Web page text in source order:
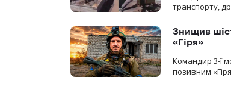
транспорту,
Знищив
«Гіря»
Командир 3-ї
позивним